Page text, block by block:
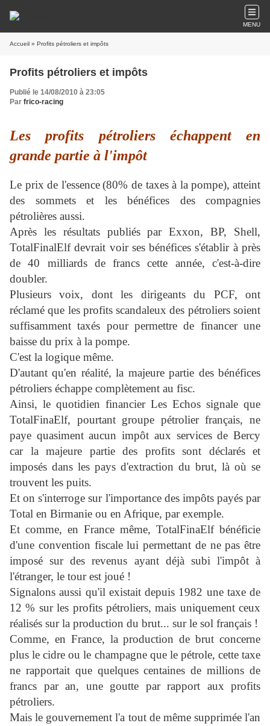
MENU
Accueil » Profits pétroliers et impôts
Profits pétroliers et impôts
Publié le 14/08/2010 à 23:05
Par frico-racing
Les profits pétroliers échappent en
grande partie à l'impôt
Le prix de l'essence (80% de taxes à la pompe), atteint
des sommets et les bénéfices des compagnies
pétrolières aussi.
Après les résultats publiés par Exxon, BP, Shell,
TotalFinalElf devrait voir ses bénéfices s'établir à près
de 40 milliards de francs cette année, c'est-à-dire
doubler.
Plusieurs voix, dont les dirigeants du PCF, ont
réclamé que les profits scandaleux des pétroliers soient
suffisamment taxés pour permettre de financer une
baisse du prix à la pompe.
C'est la logique même.
D'autant qu'en réalité, la majeure partie des bénéfices
pétroliers échappe complètement au fisc.
Ainsi, le quotidien financier Les Echos signale que
TotalFinaElf, pourtant groupe pétrolier français, ne
paye quasiment aucun impôt aux services de Bercy
car la majeure partie des profits sont déclarés et
imposés dans les pays d'extraction du brut, là où se
trouvent les puits.
Et on s'interroge sur l'importance des impôts payés par
Total en Birmanie ou en Afrique, par exemple.
Et comme, en France même, TotalFinaElf bénéficie
d'une convention fiscale lui permettant de ne pas être
imposé sur des revenus ayant déjà subi l'impôt à
l'étranger, le tour est joué !
Signalons aussi qu'il existait depuis 1982 une taxe de
12 % sur les profits pétroliers, mais uniquement ceux
réalisés sur la production du brut... sur le sol français !
Comme, en France, la production de brut concerne
plus le cidre ou le champagne que le pétrole, cette taxe
ne rapportait que quelques centaines de millions de
francs par an, une goutte par rapport aux profits
pétroliers.
Mais le gouvernement l'a tout de même supprimée l'an